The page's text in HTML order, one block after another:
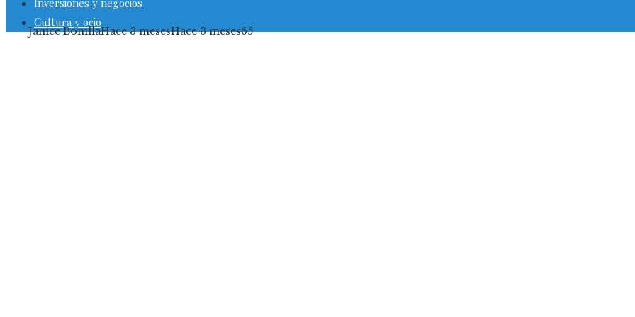
Inversiones y negocios
Cultura y ocio
Janice BonillaHace 3 mesesHace 3 meses65